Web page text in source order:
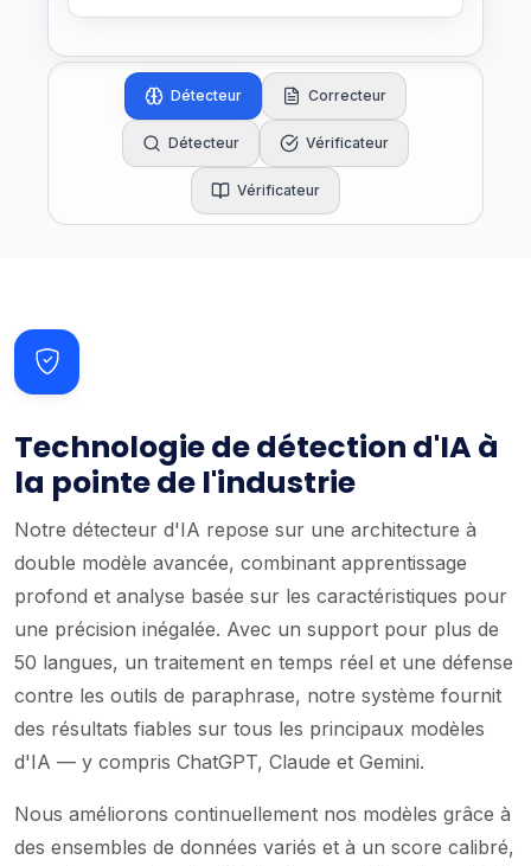
Détecteur Correcteur
Détecteur Vérificateur
Vérificateur
Technologie de détection d'IA à
la pointe de l'industrie
Notre détecteur d'IA repose sur une architecture à
double modèle avancée, combinant apprentissage
profond et analyse basée sur les caractéristiques pour
une précision inégalée. Avec un support pour plus de
50 langues, un traitement en temps réel et une défense
contre les outils de paraphrase, notre système fournit
des résultats fiables sur tous les principaux modèles
d'IA — y compris ChatGPT, Claude et Gemini.
Nous améliorons continuellement nos modèles grâce à
des ensembles de données variés et à un score calibré,